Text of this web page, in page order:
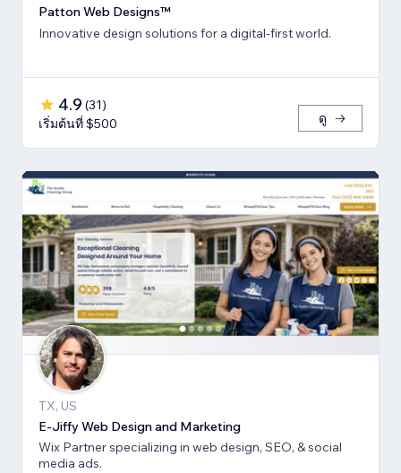
Patton Web Designs™
Innovative design solutions for a digital-first world.
4.9 (31)
เริ่มต้นที่ $500
ดู
TX, US
E-Jiffy Web Design and Marketing
Wix Partner specializing in web design, SEO, & social
media ads.